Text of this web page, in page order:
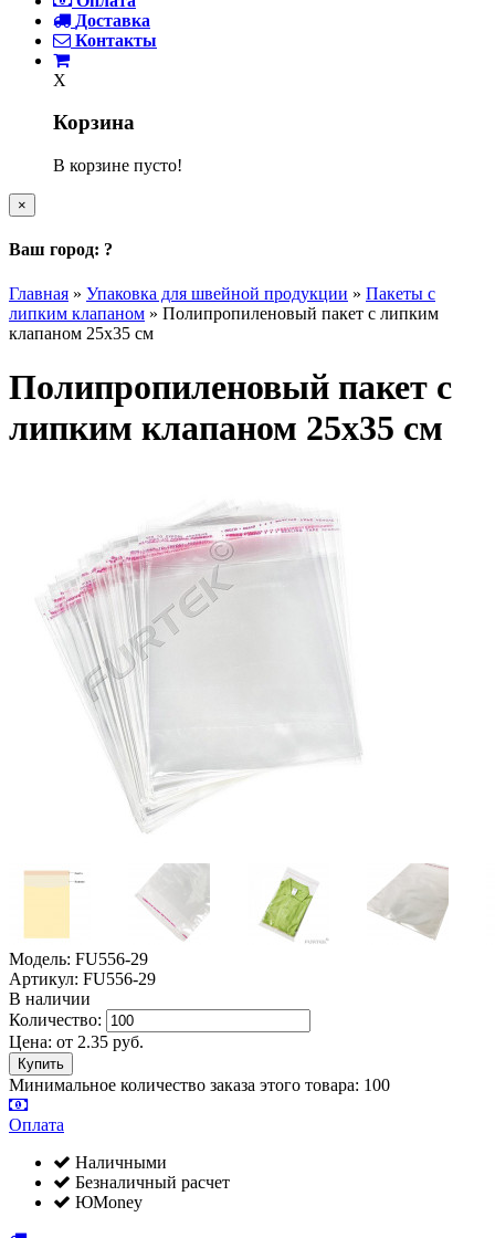
Доставка
Контакты
X
Корзина
В корзине пусто!
×
Ваш город: ?
Главная » Упаковка для швейной продукции » Пакеты с
липким клапаном » Полипропиленовый пакет с липким
клапаном 25х35 см
Полипропиленовый пакет с
липким клапаном 25х35 см
Модель: FU556-29
Артикул: FU556-29
В наличии
Количество:
Цена: от 2.35 руб.
Минимальное количество заказа этого товара: 100
Оплата
Наличными
Безналичный расчет
ЮMoney